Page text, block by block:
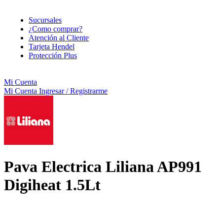
Sucursales
¿Como comprar?
Atención al Cliente
Tarjeta Hendel
Protección Plus
Mi Cuenta
Mi Cuenta Ingresar / Registrarme
Pava Electrica Liliana AP991
Digiheat 1.5Lt